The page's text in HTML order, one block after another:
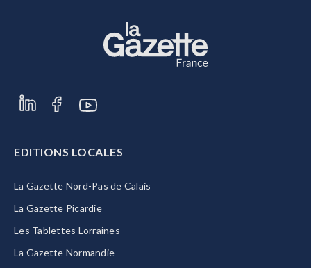
EDITIONS LOCALES
La Gazette Nord-Pas de Calais
La Gazette Picardie
Les Tablettes Lorraines
La Gazette Normandie